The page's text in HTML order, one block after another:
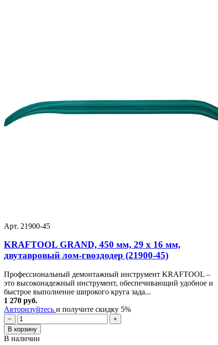
Арт. 21900-45
KRAFTOOL GRAND, 450 мм, 29 х 16 мм,
двутавровый лом-гвоздодер (21900-45)
Профессиональный демонтажный инструмент KRAFTOOL –
это высоконадежный инструмент, обеспечивающий удобное и
быстрое выполнение широкого круга зада...
1 270 руб.
Авторизуйтесь и получите скидку 5%
−
+
В корзину
В наличии